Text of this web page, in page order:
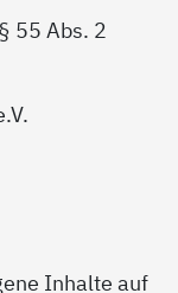
55 Abs. 2
Inhalte auf